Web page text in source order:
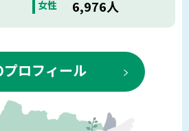
女性 6,976人
プロフィール